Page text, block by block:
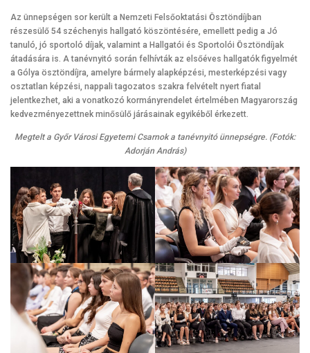
Az ünnepségen sor került a Nemzeti Felsőoktatási Ösztöndíjban
részesülő 54 széchenyis hallgató köszöntésére, emellett pedig a Jó
tanuló, jó sportoló díjak, valamint a Hallgatói és Sportolói Ösztöndíjak
átadására is. A tanévnyitó során felhívták az elsőéves hallgatók figyelmét
a Gólya ösztöndíjra, amelyre bármely alapképzési, mesterképzési vagy
osztatlan képzési, nappali tagozatos szakra felvételt nyert fiatal
jelentkezhet, aki a vonatkozó kormányrendelet értelmében Magyarország
kedvezményezettnek minősülő járásainak egyikéből érkezett.
Megtelt a Győr Városi Egyetemi Csarnok a tanévnyitó ünnepségre. (Fotók:
Adorján András)